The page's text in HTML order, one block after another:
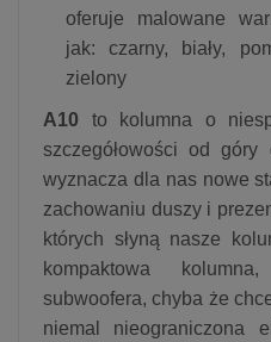
oferuje malowane
jak: czarny, biały,
zielony
A10 to kolumna o
szczegółowości od
wyznacza dla nas nowe
zachowaniu duszy i
których słyną nasze
kompaktowa
subwoofera, chyba że
niemal nieograniczona